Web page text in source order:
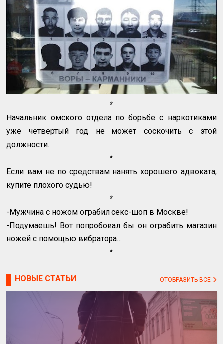
*
Начальник омского отдела по борьбе с наркотиками
уже четвёртый год не может соскочить с этой
должности.
*
Если вам не по средствам нанять хорошего адвоката,
купите плохого судью!
*
-Мужчина с ножом ограбил секс-шоп в Москве!
-Подумаешь! Вот попробовал бы он ограбить магазин
ножей с помощью вибратора…
*
НОВЫЕ СТАТЬИ ОТОБРАЗИТЬ ВСЕ